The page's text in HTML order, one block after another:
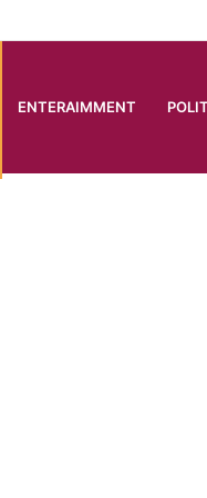
ENTERAIMMENT